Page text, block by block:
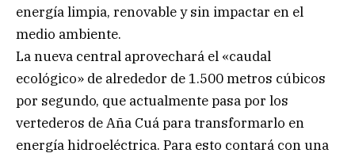
energía limpia, renovable y sin impactar en el
medio ambiente.
La nueva central aprovechará el «caudal
ecológico» de alrededor de 1.500 metros cúbicos
por segundo, que actualmente pasa por los
vertederos de Aña Cuá para transformarlo en
energía hidroeléctrica. Para esto contará con una